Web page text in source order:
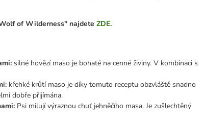
of Wilderness" najdete ZDE.
: silné hovězí maso je bohaté na cenné živiny. V kombinaci s
: křehké krůtí maso je díky tomuto receptu obzvláště snadno
dobře přijímána.
Psi milují výraznou chuť jehněčího masa. Je zušlechtěný